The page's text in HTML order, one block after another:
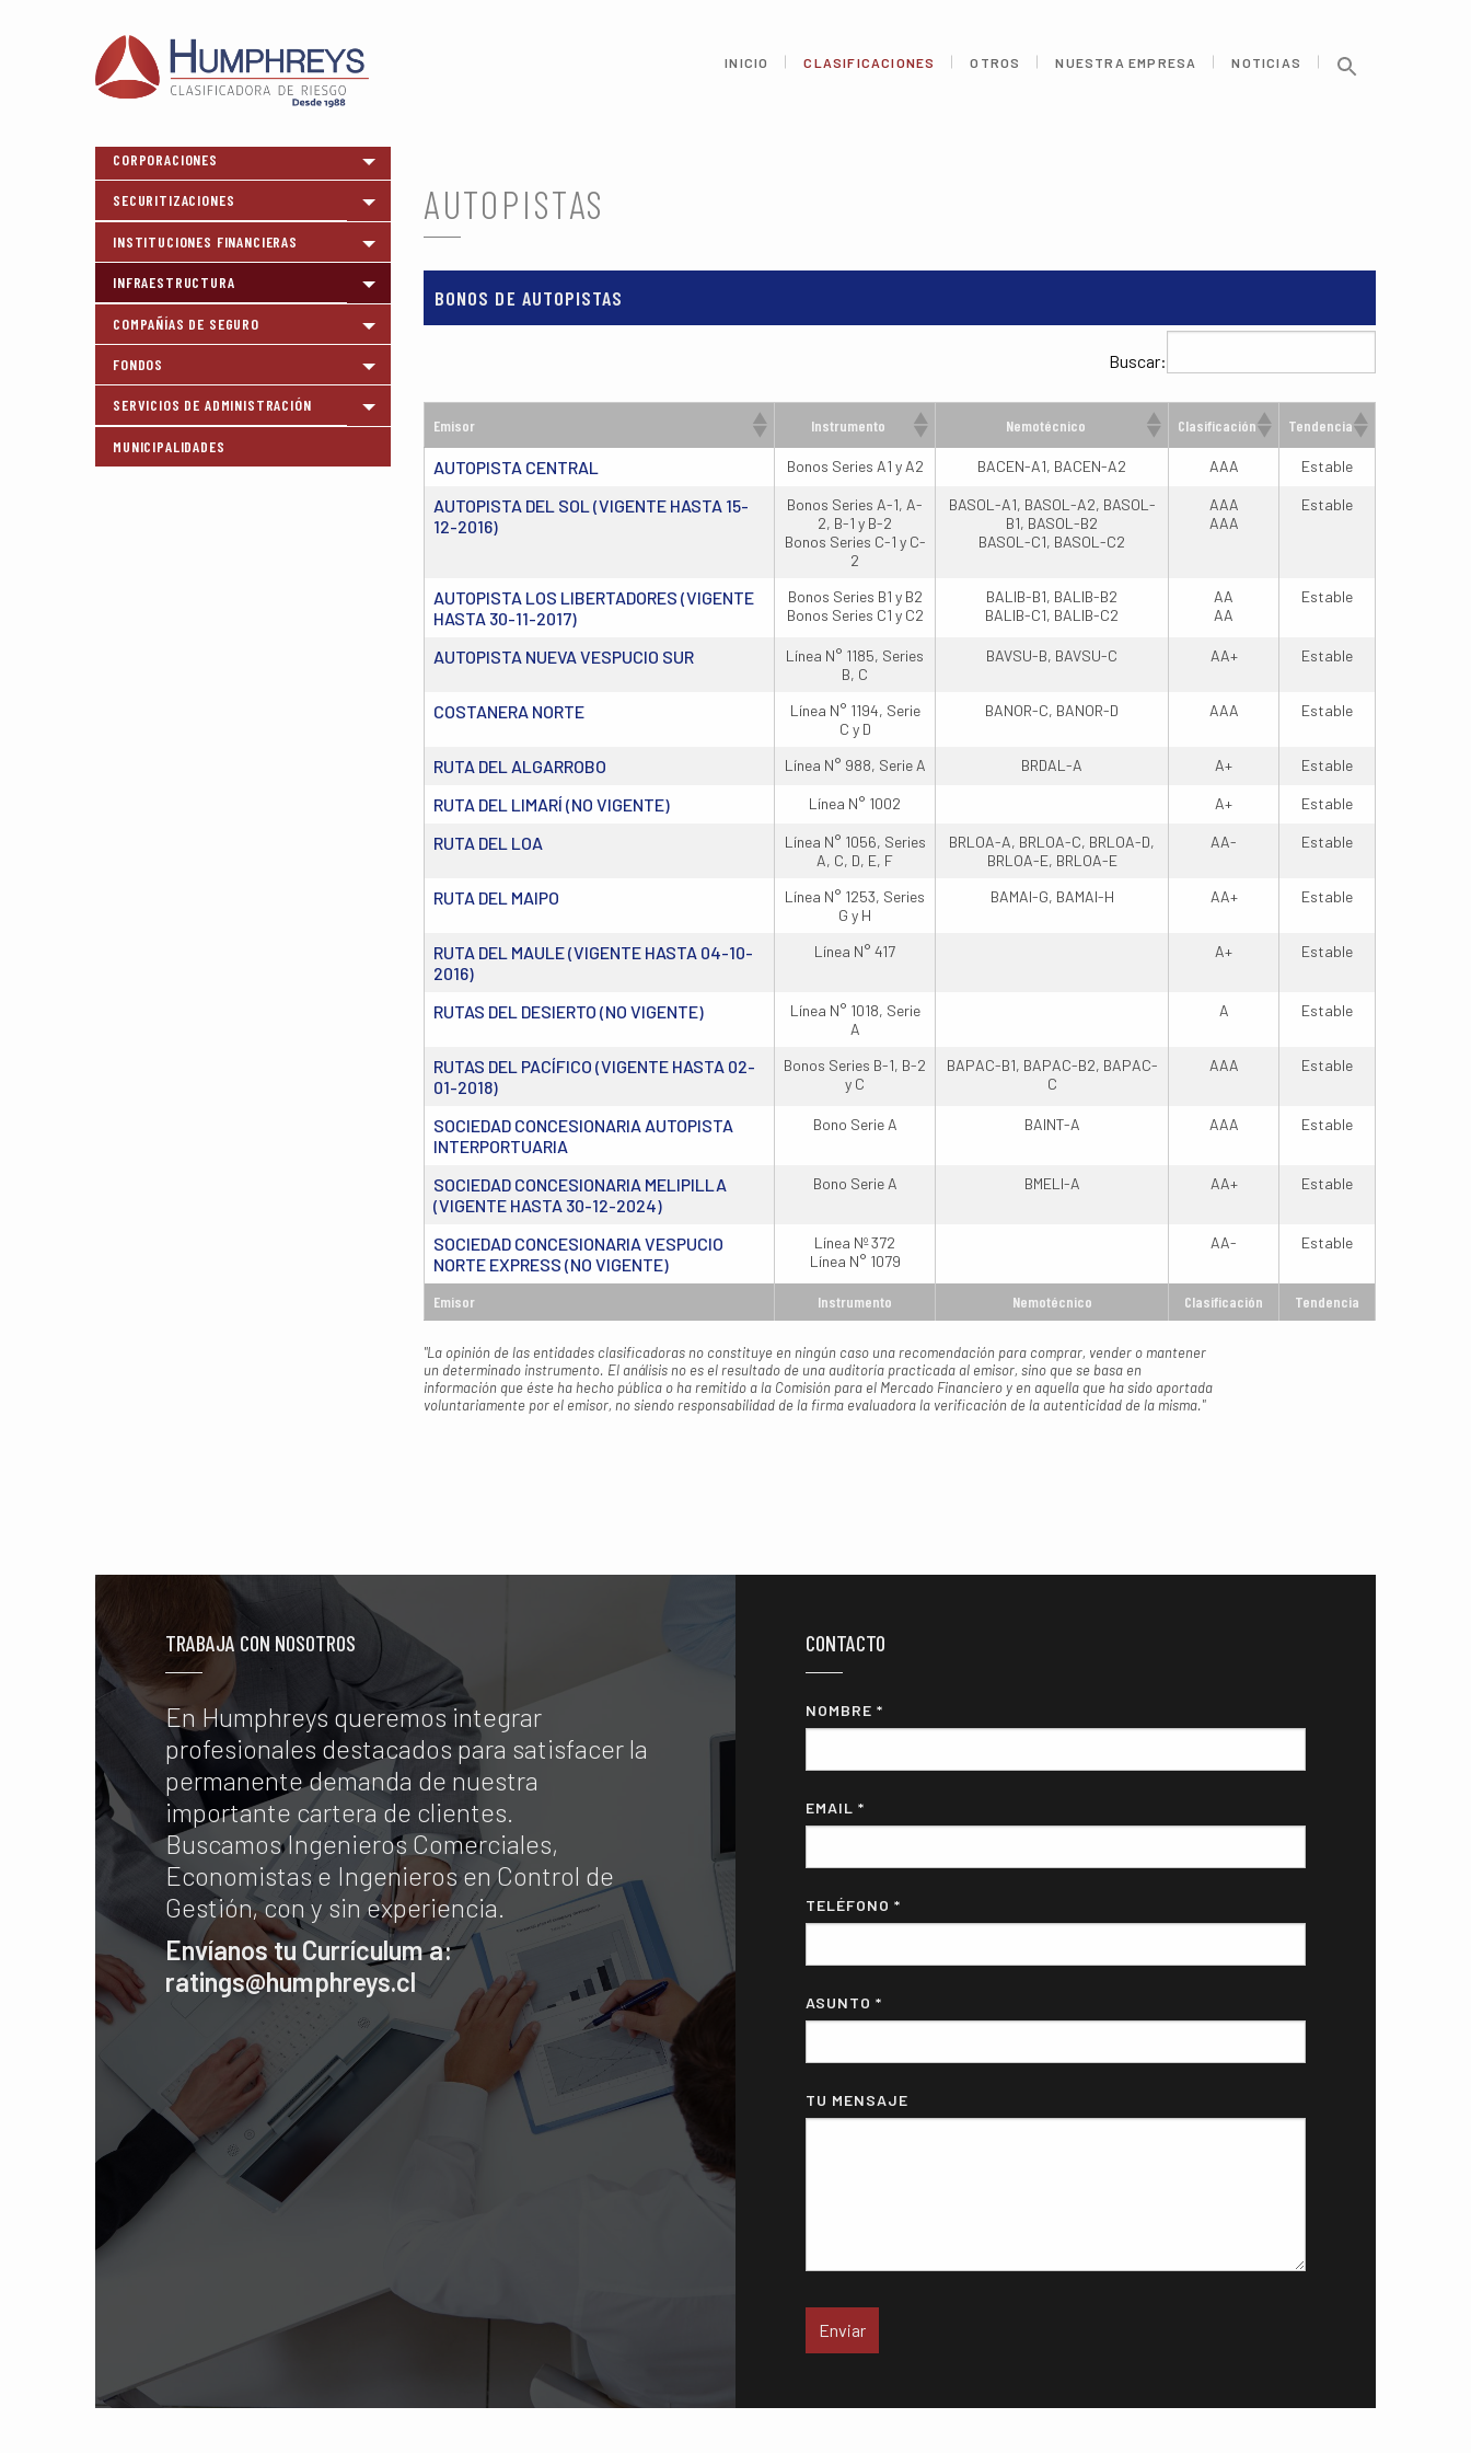
INICIO CLASIFICACIONES OTROS NUESTRA EMPRESA NOTICIAS
CORPORACIONES
Toggle menu
SECURITIZACIONES
Toggle menu
INSTITUCIONES FINANCIERAS
Toggle menu
INFRAESTRUCTURA
Toggle menu
COMPAÑÍAS DE SEGURO
Toggle menu
FONDOS
Toggle menu
SERVICIOS DE ADMINISTRACIÓN
Toggle menu
MUNICIPALIDADES
AUTOPISTAS
BONOS DE AUTOPISTAS
Buscar:
Emisor Instrumento Nemotécnico Clasificación Tendencia
AUTOPISTA CENTRAL Bonos Series A1 y A2 BACEN-A1, BACEN-A2 AAA Estable
AUTOPISTA DEL SOL (VIGENTE HASTA 15-
12-2016)
Bonos Series A-1, A-
2, B-1 y B-2
Bonos Series C-1 y C-
2
BASOL-A1, BASOL-A2, BASOL-
B1, BASOL-B2
BASOL-C1, BASOL-C2
AAA
AAA
Estable
AUTOPISTA LOS LIBERTADORES (VIGENTE
HASTA 30-11-2017)
Bonos Series B1 y B2
Bonos Series C1 y C2
BALIB-B1, BALIB-B2
BALIB-C1, BALIB-C2
AA
AA
Estable
AUTOPISTA NUEVA VESPUCIO SUR
Línea N° 1185, Series
B, C
BAVSU-B, BAVSU-C AA+ Estable
COSTANERA NORTE
Línea N° 1194, Serie
C y D
BANOR-C, BANOR-D AAA Estable
RUTA DEL ALGARROBO Línea N° 988, Serie A BRDAL-A A+ Estable
RUTA DEL LIMARÍ (NO VIGENTE) Línea N° 1002 A+ Estable
RUTA DEL LOA
Línea N° 1056, Series
A, C, D, E, F
BRLOA-A, BRLOA-C, BRLOA-D,
BRLOA-E, BRLOA-E
AA- Estable
RUTA DEL MAIPO
Línea N° 1253, Series
G y H
BAMAI-G, BAMAI-H AA+ Estable
RUTA DEL MAULE (VIGENTE HASTA 04-10-
2016)
Línea N° 417 A+ Estable
RUTAS DEL DESIERTO (NO VIGENTE)
Línea N° 1018, Serie
A
A Estable
RUTAS DEL PACÍFICO (VIGENTE HASTA 02-
01-2018)
Bonos Series B-1, B-2
y C
BAPAC-B1, BAPAC-B2, BAPAC-
C
AAA Estable
SOCIEDAD CONCESIONARIA AUTOPISTA
INTERPORTUARIA
Bono Serie A BAINT-A AAA Estable
SOCIEDAD CONCESIONARIA MELIPILLA
(VIGENTE HASTA 30-12-2024)
Bono Serie A BMELI-A AA+ Estable
SOCIEDAD CONCESIONARIA VESPUCIO
NORTE EXPRESS (NO VIGENTE)
Línea Nº 372
Línea N° 1079
AA- Estable
Emisor Instrumento Nemotécnico Clasificación Tendencia
"La opinión de las entidades clasificadoras no constituye en ningún caso una recomendación para comprar, vender o mantener
un determinado instrumento. El análisis no es el resultado de una auditoría practicada al emisor, sino que se basa en
información que éste ha hecho pública o ha remitido a la Comisión para el Mercado Financiero y en aquella que ha sido aportada
voluntariamente por el emisor, no siendo responsabilidad de la firma evaluadora la verificación de la autenticidad de la misma."
TRABAJA CON NOSOTROS
En Humphreys queremos integrar
profesionales destacados para satisfacer la
permanente demanda de nuestra
importante cartera de clientes.
Buscamos Ingenieros Comerciales,
Economistas e Ingenieros en Control de
Gestión, con y sin experiencia.
Envíanos tu Currículum a:
ratings@humphreys.cl
CONTACTO
NOMBRE *
EMAIL *
TELÉFONO *
ASUNTO *
TU MENSAJE